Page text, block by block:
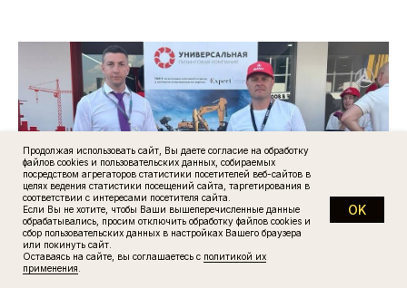
Продолжая использовать сайт, Вы даете согласие на обработку
файлов cookies и пользовательских данных, собираемых
посредством агрегаторов статистики посетителей веб-сайтов в
целях ведения статистики посещений сайта, таргетирования в
соответствии с интересами посетителя сайта.
Если Вы не хотите, чтобы Ваши вышеперечисленные данные
обрабатывались, просим отключить обработку файлов cookies и
сбор пользовательских данных в настройках Вашего браузера
или покинуть сайт.
Оставаясь на сайте, вы соглашаетесь с политикой их
применения
OK